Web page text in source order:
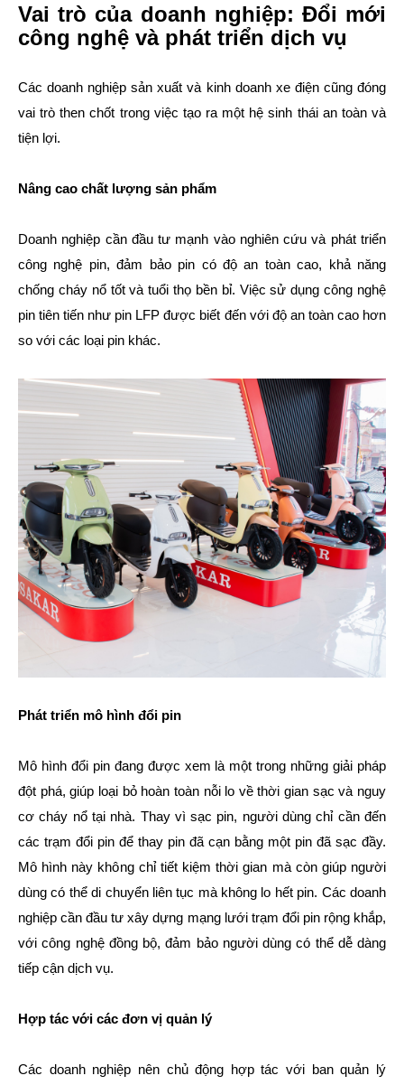
Vai trò của doanh nghiệp: Đổi mới
công nghệ và phát triển dịch vụ
Các doanh nghiệp sản xuất và kinh doanh xe điện cũng đóng
vai trò then chốt trong việc tạo ra một hệ sinh thái an toàn và
tiện lợi.
Nâng cao chất lượng sản phẩm
Doanh nghiệp cần đầu tư mạnh vào nghiên cứu và phát triển
công nghệ pin, đảm bảo pin có độ an toàn cao, khả năng
chống cháy nổ tốt và tuổi thọ bền bỉ. Việc sử dụng công nghệ
pin tiên tiến như pin LFP được biết đến với độ an toàn cao hơn
so với các loại pin khác.
Phát triển mô hình đổi pin
Mô hình đổi pin đang được xem là một trong những giải pháp
đột phá, giúp loại bỏ hoàn toàn nỗi lo về thời gian sạc và nguy
cơ cháy nổ tại nhà. Thay vì sạc pin, người dùng chỉ cần đến
các trạm đổi pin để thay pin đã cạn bằng một pin đã sạc đầy.
Mô hình này không chỉ tiết kiệm thời gian mà còn giúp người
dùng có thể di chuyển liên tục mà không lo hết pin. Các doanh
nghiệp cần đầu tư xây dựng mạng lưới trạm đổi pin rộng khắp,
với công nghệ đồng bộ, đảm bảo người dùng có thể dễ dàng
tiếp cận dịch vụ.
Hợp tác với các đơn vị quản lý
Các doanh nghiệp nên chủ động hợp tác với ban quản lý